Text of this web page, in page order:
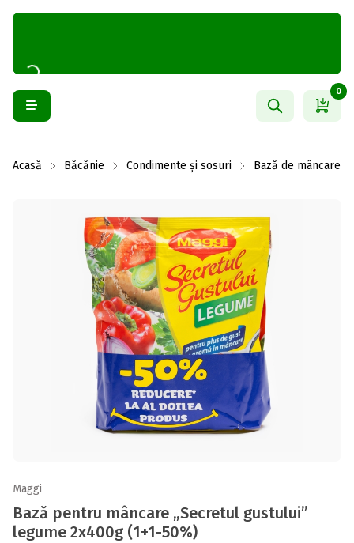
0
Acasă Băcănie Condimente și sosuri Bază de mâncare
Maggi
Bază pentru mâncare „Secretul gustului”
legume 2x400g (1+1-50%)